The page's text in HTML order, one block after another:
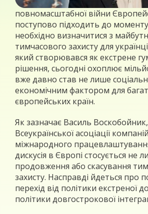
повномасштабної війни
поступово підходить до
необхідно визначитися з
тимчасового захисту для
який створювався як екстрене
рішення, сьогодні охоплює
вже давно став не лише
економічним фактором для
європейських країн.
Як зазначає Василь
Всеукраїнської асоціації
міжнародного
дискусія в Європі стосується не
продовження або скасування
захисту. Насправді йдеться про
перехід від політики екстреної
політики довгострокової